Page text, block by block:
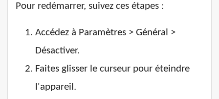
Pour redémarrer, suivez ces étapes :
Accédez à Paramètres > Général >
Désactiver.
Faites glisser le curseur pour éteindre
l'appareil.